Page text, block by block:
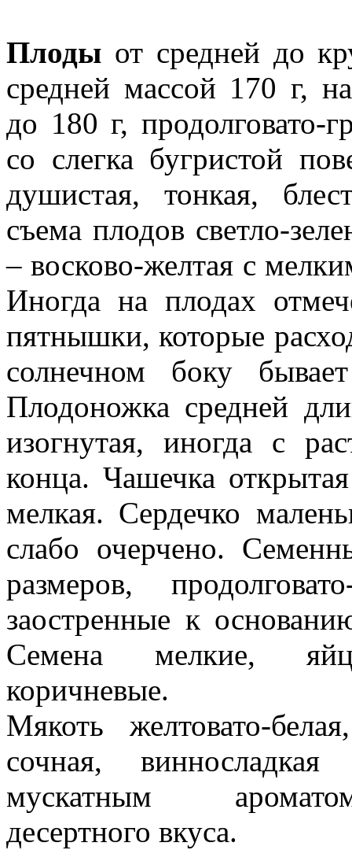
Плоды от средней до
средней массой 170 г,
до 180 г, продолговато-
со слегка бугристой
душистая, тонкая,
съема плодов светло-
– восково-желтая с
Иногда на плодах
пятнышки, которые
солнечном боку
Плодоножка средней
изогнутая, иногда с
конца. Чашечка
мелкая. Сердечко
слабо очерче­но.
размеров,
заост­ренные к
Семена мелкие,
коричневые.
Мякоть желтовато-
сочная,
мускатным
десертного вкуса.